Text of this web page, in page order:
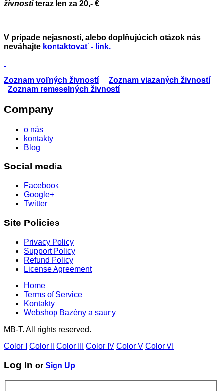
živnostiteraz len za 20,- €
V prípade nejasností, alebo doplňujúcich otázok nás
neváhajte kontaktovať - link.
Zoznam voľných živností
Zoznam viazaných živností
Zoznam remeselných živností
Company
o nás
kontakty
Blog
Social media
Facebook
Google+
Twitter
Site Policies
Privacy Policy
Support Policy
Refund Policy
License Agreement
Home
Terms of Service
Kontakty
Webshop Bazény a sauny
MB-T. All rights reserved.
Color I
Color II Color III Color IV Color V Color VI
Log In or Sign Up